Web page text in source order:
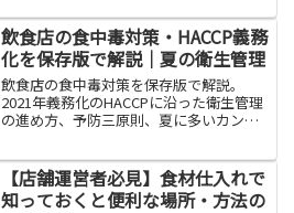
ントを解説。シフト作成の手間を減らし
人件費管理まで効率化できます。
飲食店の食中毒対策・HACCP義務
化を保存版で解説｜夏の衛生管理
飲食店の食中毒対策を保存版で解説。
2021年義務化のHACCPに沿った衛生管理
の進め方、予防三原則、夏に多いカンピ
菌などの原因菌別の対策と、今日から使
えるチェックリストをまとめました。
【店舗運営者必見】食材仕入れで
知っておくと便利な場所・方法の